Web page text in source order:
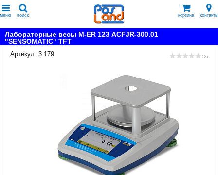
меню поиск корзина контакты
Лабораторные весы M-ER 123 АCFJR-300.01
"SENSOMATIC" TFT
Артикул: 3 179
( 0 )